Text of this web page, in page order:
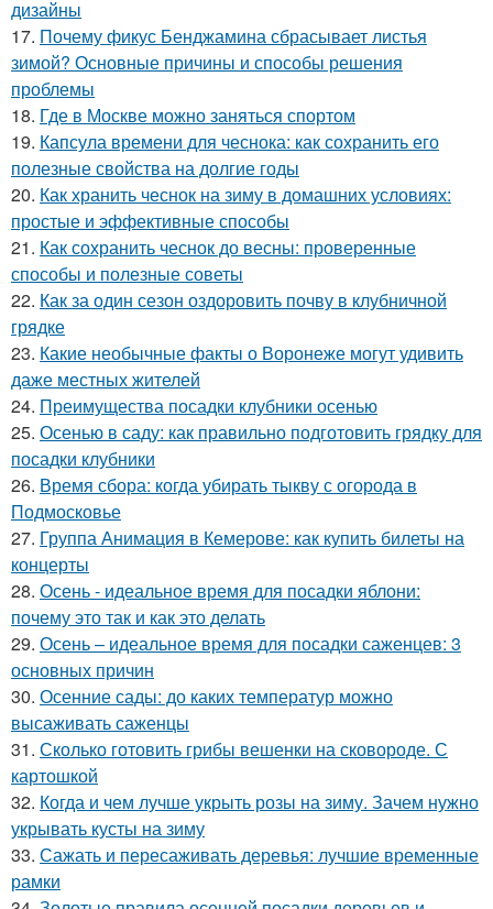
дизайны
17. Почему фикус Бенджамина сбрасывает листья
зимой? Основные причины и способы решения
проблемы
18. Где в Москве можно заняться спортом
19. Капсула времени для чеснока: как сохранить его
полезные свойства на долгие годы
20. Как хранить чеснок на зиму в домашних условиях:
простые и эффективные способы
21. Как сохранить чеснок до весны: проверенные
способы и полезные советы
22. Как за один сезон оздоровить почву в клубничной
грядке
23. Какие необычные факты о Воронеже могут удивить
даже местных жителей
24. Преимущества посадки клубники осенью
25. Осенью в саду: как правильно подготовить грядку для
посадки клубники
26. Время сбора: когда убирать тыкву с огорода в
Подмосковье
27. Группа Анимация в Кемерове: как купить билеты на
концерты
28. Осень - идеальное время для посадки яблони:
почему это так и как это делать
29. Осень – идеальное время для посадки саженцев: 3
основных причин
30. Осенние сады: до каких температур можно
высаживать саженцы
31. Сколько готовить грибы вешенки на сковороде. С
картошкой
32. Когда и чем лучше укрыть розы на зиму. Зачем нужно
укрывать кусты на зиму
33. Сажать и пересаживать деревья: лучшие временные
рамки